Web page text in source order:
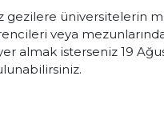
gezilere üniversitelerin
veya
almak isterseniz 19